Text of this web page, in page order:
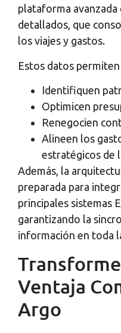
plataforma
detallados, que
los viajes y gastos.
Estos datos
Identifiquen
Optimicen
Renegocien
Alineen los
estratégicos de
Además, la
preparada para
principales sistemas
garantizando la
información en toda
Ventaja
Argo